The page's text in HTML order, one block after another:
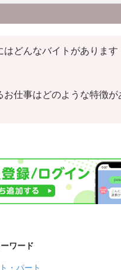
はどんなバイトがあります
お仕事はどのような特徴が
ワード
・パート